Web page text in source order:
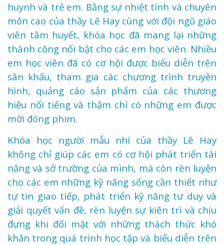
huynh và trẻ em. Bằng sự nhiệt tình và chuyên
môn cao của thầy Lê Hay cùng với đội ngũ giáo
viên tâm huyết, khóa học đã mang lại những
thành công nổi bật cho các em học viên. Nhiều
em học viên đã có cơ hội được biểu diễn trên
sân khấu, tham gia các chương trình truyền
hình, quảng cáo sản phẩm của các thương
hiệu nổi tiếng và thậm chí có những em được
mời đóng phim.
Khóa học người mẫu nhí của thầy Lê Hay
không chỉ giúp các em có cơ hội phát triển tài
năng và sở trường của mình, mà còn rèn luyện
cho các em những kỹ năng sống cần thiết như
tự tin giao tiếp, phát triển kỹ năng tư duy và
giải quyết vấn đề, rèn luyện sự kiên trì và chịu
đựng khi đối mặt với những thách thức khó
khăn trong quá trình học tập và biểu diễn trên